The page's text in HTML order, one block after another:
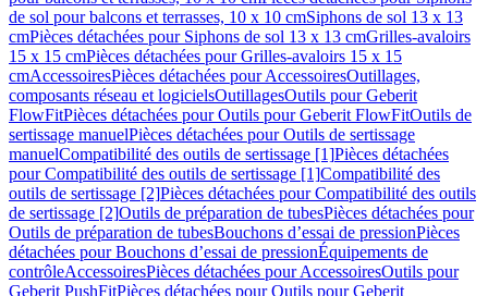
de sol pour balcons et terrasses, 10 x 10 cmSiphons de sol 13 x 13
cmPièces détachées pour Siphons de sol 13 x 13 cmGrilles-avaloirs
15 x 15 cmPièces détachées pour Grilles-avaloirs 15 x 15
cmAccessoiresPièces détachées pour AccessoiresOutillages,
composants réseau et logicielsOutillagesOutils pour Geberit
FlowFitPièces détachées pour Outils pour Geberit FlowFitOutils de
sertissage manuelPièces détachées pour Outils de sertissage
manuelCompatibilité des outils de sertissage [1]Pièces détachées
pour Compatibilité des outils de sertissage [1]Compatibilité des
outils de sertissage [2]Pièces détachées pour Compatibilité des outils
de sertissage [2]Outils de préparation de tubesPièces détachées pour
Outils de préparation de tubesBouchons d’essai de pressionPièces
détachées pour Bouchons d’essai de pressionÉquipements de
contrôleAccessoiresPièces détachées pour AccessoiresOutils pour
Geberit PushFitPièces détachées pour Outils pour Geberit